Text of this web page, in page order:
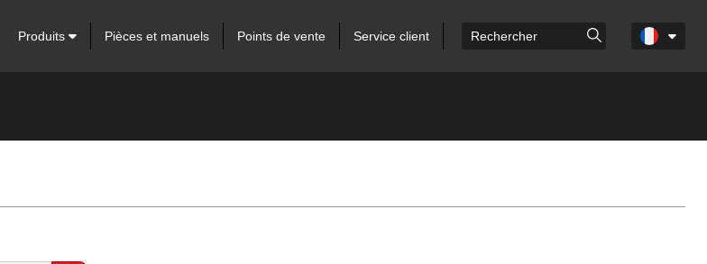
Produits Pièces et manuels Points de vente Service client